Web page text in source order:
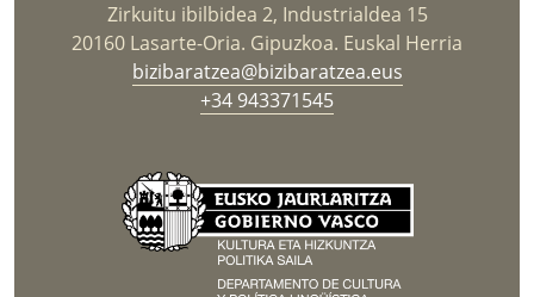
Zirkuitu ibilbidea 2, Industrialdea 15
20160 Lasarte-Oria. Gipuzkoa. Euskal Herria
bizibaratzea@bizibaratzea.eus
+34 943371545